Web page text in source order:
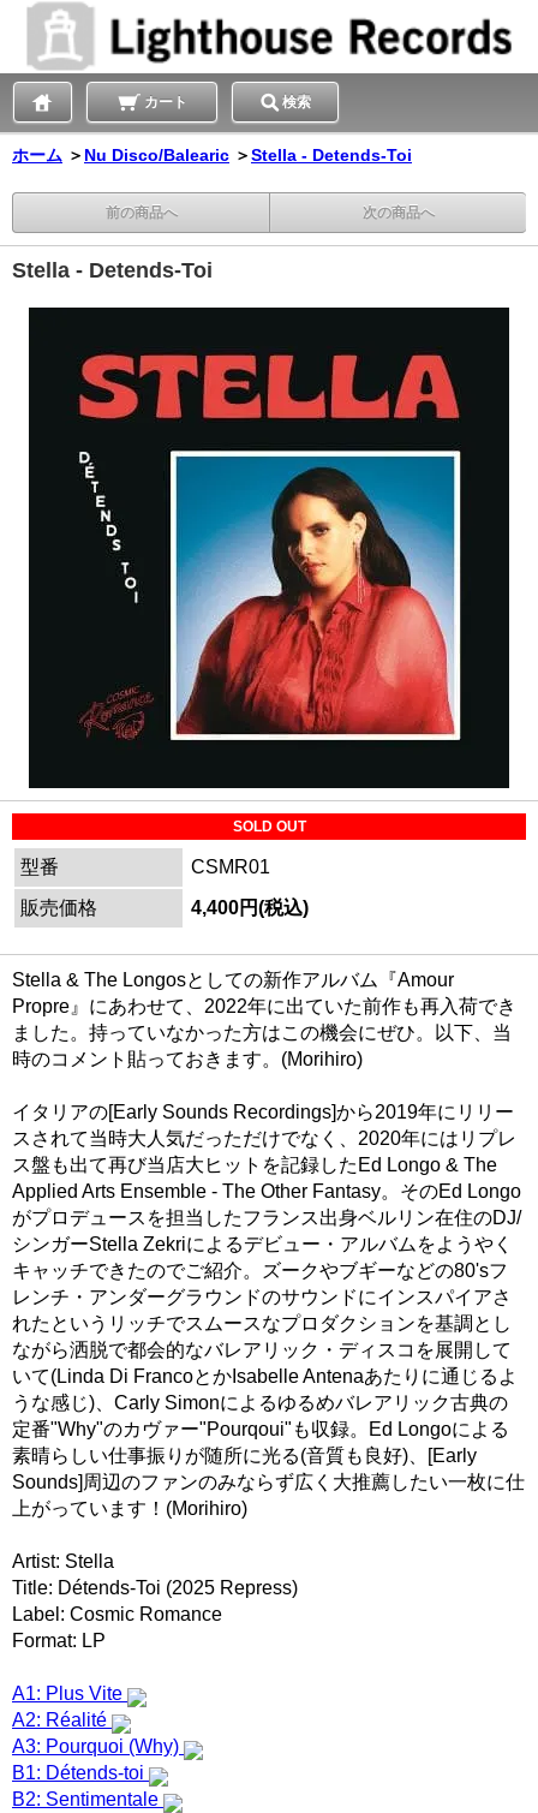
カート 検索
ホーム ＞ Nu Disco/Balearic ＞Stella - Detends-Toi
前の商品へ 次の商品へ
Stella - Detends-Toi
SOLD OUT
型番
CSMR01
販売価格
4,400円(税込)
Stella & The Longosとしての新作アルバム『Amour
Propre』にあわせて、2022年に出ていた前作も再入荷でき
ました。持っていなかった方はこの機会にぜひ。以下、当
時のコメント貼っておきます。(Morihiro)
イタリアの[Early Sounds Recordings]から2019年にリリー
スされて当時大人気だっただけでなく、2020年にはリプレ
ス盤も出て再び当店大ヒットを記録したEd Longo & The
Applied Arts Ensemble - The Other Fantasy。そのEd Longo
がプロデュースを担当したフランス出身ベルリン在住のDJ/
シンガーStella Zekriによるデビュー・アルバムをようやく
キャッチできたのでご紹介。ズークやブギーなどの80'sフ
レンチ・アンダーグラウンドのサウンドにインスパイアさ
れたというリッチでスムースなプロダクションを基調とし
ながら洒脱で都会的なバレアリック・ディスコを展開して
いて(Linda Di FrancoとかIsabelle Antenaあたりに通じるよ
うな感じ)、Carly Simonによるゆるめバレアリック古典の
定番"Why"のカヴァー"Pourqoui"も収録。Ed Longoによる
素晴らしい仕事振りが随所に光る(音質も良好)、[Early
Sounds]周辺のファンのみならず広く大推薦したい一枚に仕
上がっています！(Morihiro)
Artist: Stella
Title: Détends-Toi (2025 Repress)
Label: Cosmic Romance
Format: LP
A1: Plus Vite
A2: Réalité
A3: Pourquoi (Why)
B1: Détends-toi
B2: Sentimentale